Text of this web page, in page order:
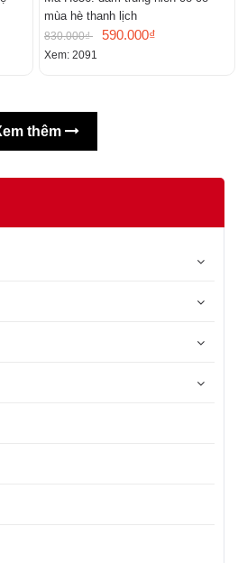
mùa hè thanh lịch
830.000₫ 590.000₫
Xem: 2091
thêm